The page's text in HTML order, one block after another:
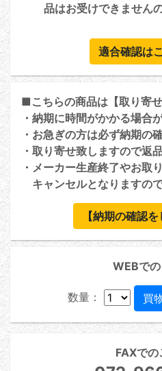
品はお受けできません
適合確認は
■こちらの商品は【取り寄せ
・納期に時間がかかる場合
・お急ぎの方は必ず納期の
・取り寄せ致しますので返
・メーカー生産終了やお取
キャンセルとなりますの
【納期の確認を
WEBで
数量：
FAXでの